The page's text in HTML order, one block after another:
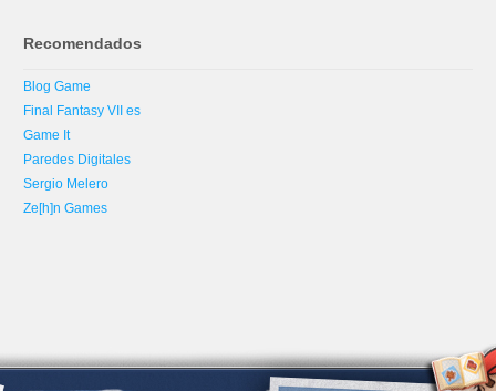
Recomendados
Blog Game
Final Fantasy VII es
Game It
Paredes Digitales
Sergio Melero
Ze[h]n Games